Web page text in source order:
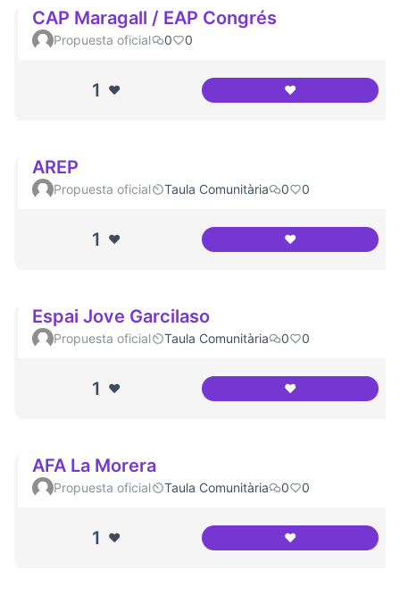
CAP Maragall / EAP Congrés
Propuesta oficial 0 0
1 ❤️ ❤️CAP Maragall /
AREP
Propuesta oficial Taula Comunitària 0 0
1 ❤️ ❤️AREP
Espai Jove Garcilaso
Propuesta oficial Taula Comunitària 0 0
1 ❤️ ❤️Espai Jove
AFA La Morera
Propuesta oficial Taula Comunitària 0 0
1 ❤️ ❤️AFA La Morera